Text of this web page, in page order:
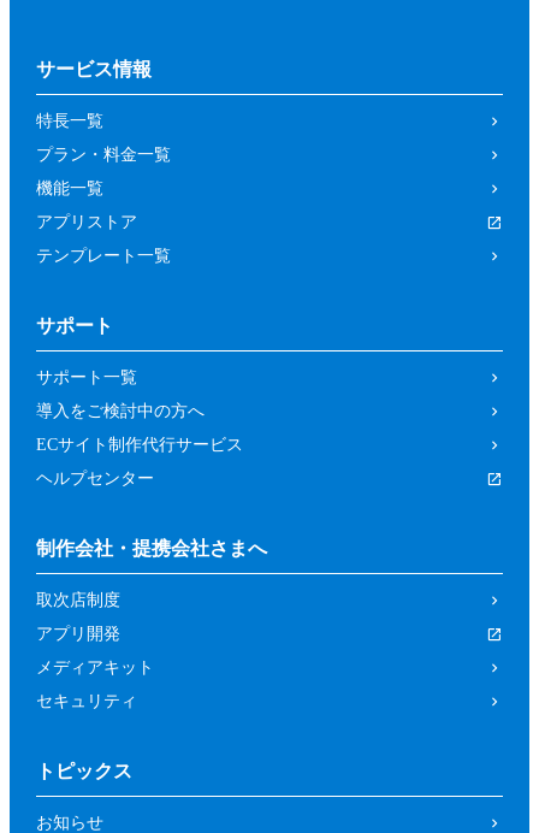
サービス情報
特長一覧
プラン・料金一覧
機能一覧
アプリストア
テンプレート一覧
サポート
サポート一覧
導入をご検討中の方へ
ECサイト制作代行サービス
ヘルプセンター
制作会社・提携会社さまへ
取次店制度
アプリ開発
メディアキット
セキュリティ
トピックス
お知らせ